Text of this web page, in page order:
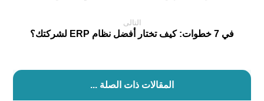
التالى
في 7 خطوات: كيف تختار أفضل نظام ERP لشركتك؟
المقالات ذات الصلة ...